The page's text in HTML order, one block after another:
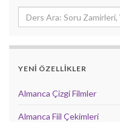
YENİ ÖZELLİKLER
Almanca Çizgi Filmler
Almanca Fiil Çekimleri